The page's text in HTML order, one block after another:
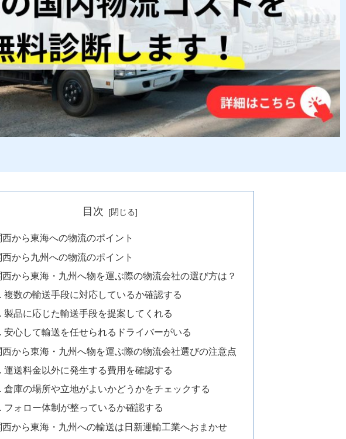
目次
西から東海への物流のポイント
西から九州への物流のポイント
西から東海・九州へ物を運ぶ際の物流会社の選び方は？
複数の輸送手段に対応しているか確認する
製品に応じた輸送手段を提案してくれる
安心して輸送を任せられるドライバーがいる
西から東海・九州へ物を運ぶ際の物流会社選びの注意点
運送料金以外に発生する費用を確認する
倉庫の場所や立地がよいかどうかをチェックする
フォロー体制が整っているか確認する
西から東海・九州への輸送は日新運輸工業へおまかせ